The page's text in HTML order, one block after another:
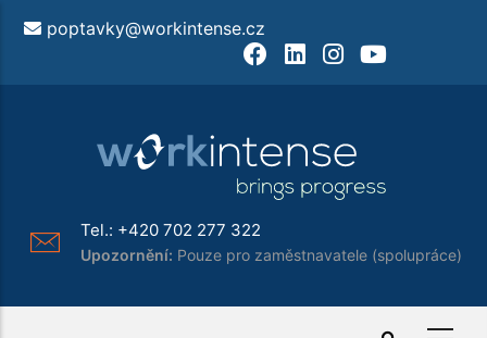
poptavky@workintense.cz
FacebookLinkedInInstagram
Tel.: +420 702 277 322
Upozornění: Pouze pro zaměstnavatele (spolupráce)